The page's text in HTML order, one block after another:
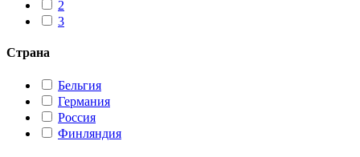
2
3
Страна
Бельгия
Германия
Россия
Финляндия